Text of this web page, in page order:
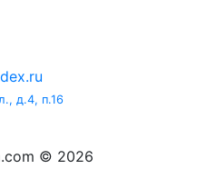
д.4, п.16
© 2026